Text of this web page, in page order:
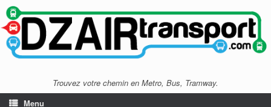
Trouvez votre chemin en Metro, Bus, Tramway.
Menu